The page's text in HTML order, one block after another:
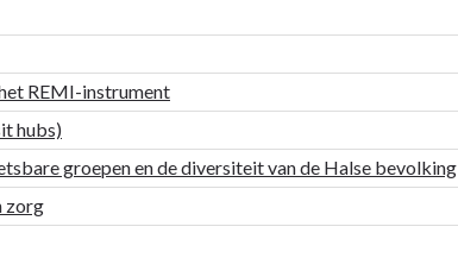
REMI-instrument
hubs)
groepen en de diversiteit van de Halse bevolking
zorg